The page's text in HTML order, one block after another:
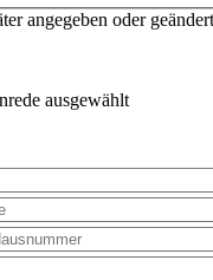
angegeben oder
ausgewählt